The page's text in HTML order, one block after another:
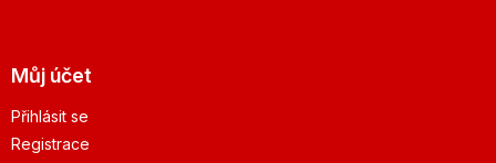
Můj účet
Přihlásit se
Registrace